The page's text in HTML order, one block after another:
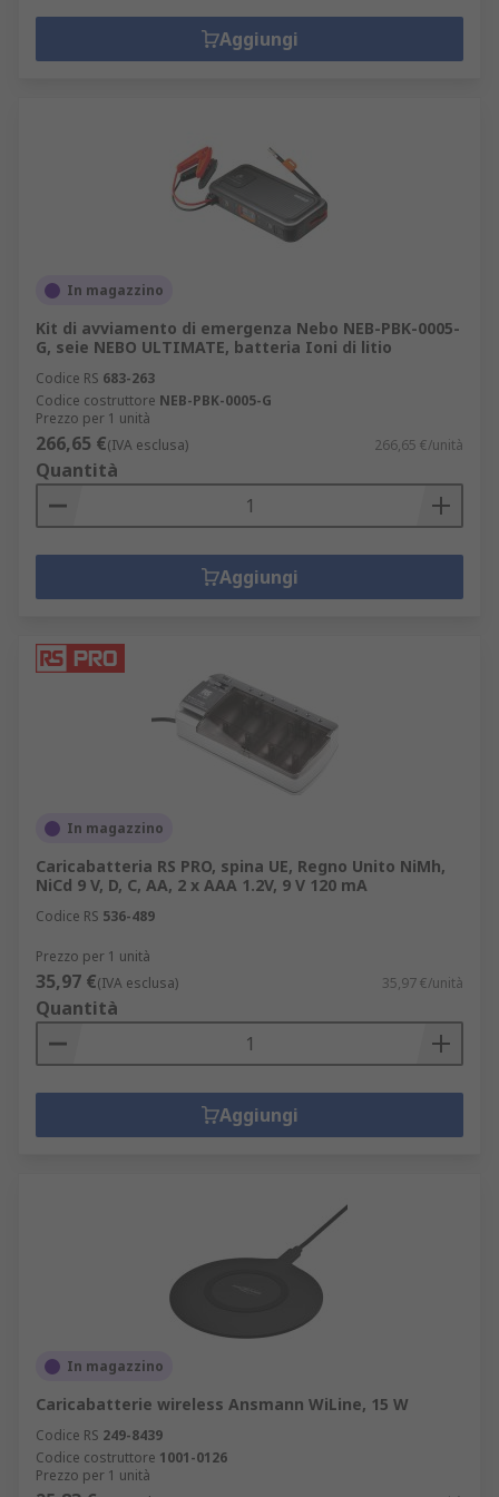
I migliori risultati possono essere ottenuti
Vantaggi dell'utilizzo di una batteria
Conveniente
Prestazioni migliori rispetto alle batterie
non ricaricabili di serie
Ecologica per l'ambiente
Carica diverse composizioni chimiche, tra
cui ioni di litio, NiCd, Ni-MH
Tempi rapidi di ricarica
Compatta
Capacità batteria multipla
esigenza e dei migliori marchi, come ad esempio
modelli id caricabatterie portatile e
caricabatterie solare.
Aggiungi
In magazzino
Kit di avviamento di emergenza Nebo NEB-PBK-0005-
G, seie NEBO ULTIMATE, batteria Ioni di litio
Codice RS 683-263
Codice costruttore NEB-PBK-0005-G
Prezzo per 1 unità
266,65 €(IVA esclusa) 266,65 €/unità
Quantità
Aggiungi
In magazzino
Caricabatteria RS PRO, spina UE, Regno Unito NiMh,
NiCd 9 V, D, C, AA, 2 x AAA 1.2V, 9 V 120 mA
Codice RS 536-489
Prezzo per 1 unità
35,97 €(IVA esclusa) 35,97 €/unità
Quantità
Aggiungi
In magazzino
Caricabatterie wireless Ansmann WiLine, 15 W
Codice RS 249-8439
Codice costruttore 1001-0126
Prezzo per 1 unità